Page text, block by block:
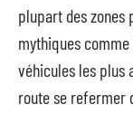
plupart des zones
mythiques
véhicules les plus
route se refermer